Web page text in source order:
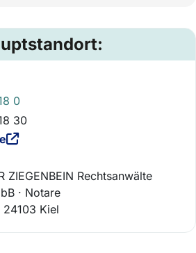
0
30
ZIEGENBEIN Rechtsanwälte
· Notare
24103 Kiel